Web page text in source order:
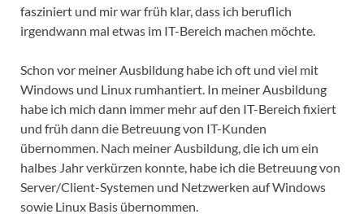
fasziniert und mir war früh klar, dass ich beruflich
irgendwann mal etwas im IT-Bereich machen möchte.
Schon vor meiner Ausbildung habe ich oft und viel mit
Windows und Linux rumhantiert. In meiner Ausbildung
habe ich mich dann immer mehr auf den IT-Bereich fixiert
und früh dann die Betreuung von IT-Kunden
übernommen. Nach meiner Ausbildung, die ich um ein
halbes Jahr verkürzen konnte, habe ich die Betreuung von
Server/Client-Systemen und Netzwerken auf Windows
sowie Linux Basis übernommen.